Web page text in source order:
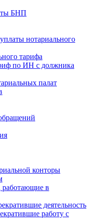
БНП
нотариального
тарифа
по ИН с должника
палат
конторы
работающие в
деятельность
работу с